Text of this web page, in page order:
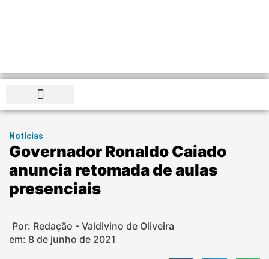
Notícias
Governador Ronaldo Caiado
anuncia retomada de aulas
presenciais
Por: Redação - Valdivino de Oliveira
em: 8 de junho de 2021